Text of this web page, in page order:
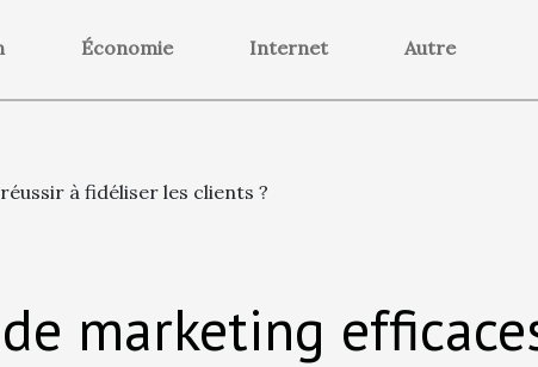
Économie Internet Autre
à fidéliser les clients ?
marketing